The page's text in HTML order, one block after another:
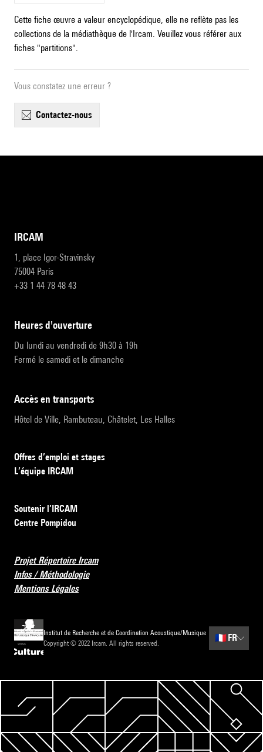
Cette fiche œuvre a valeur encyclopédique, elle ne reflète pas les
collections de la médiathèque de l'Ircam. Veuillez vous référer aux
fiches "partitions".
Vous constatez une erreur ?
contactez-nous
IRCAM
1, place Igor-Stravinsky
75004 Paris
+33 1 44 78 48 43
heures d'ouverture
Du lundi au vendredi de 9h30 à 19h
Fermé le samedi et le dimanche
accès en transports
Hôtel de Ville, Rambuteau, Châtelet, Les Halles
Offres d’emploi et stages
L’équipe IRCAM
Soutenir l’IRCAM
Centre Pompidou
Projet Répertoire Ircam
Infos / Méthodologie
Mentions Légales
Institut de Recherche et de Coordination Acoustique/Musique
Copyright © 2022 Ircam. All rights reserved.
🇫🇷 FR